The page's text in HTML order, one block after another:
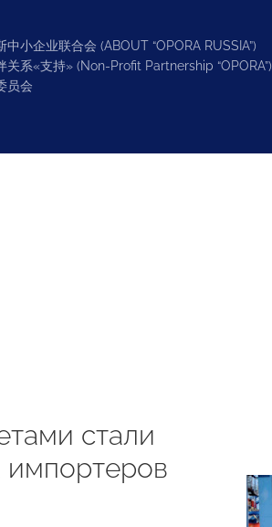
中小企业联合会 (ABOUT “OPORA RUSSIA”)
关系«支持» (Non-Profit Partnership “OPORA”)
员会
стали